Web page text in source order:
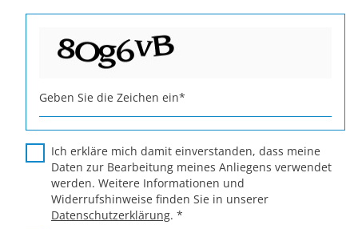
Geben Sie die Zeichen ein*
Ich erkläre mich damit einverstanden, dass meine
Daten zur Bearbeitung meines Anliegens verwendet
werden. Weitere Informationen und
Widerrufshinweise finden Sie in unserer
Datenschutzerklärung. *